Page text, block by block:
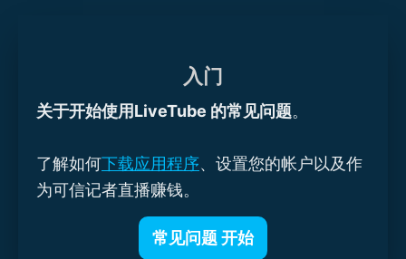
入门
关于开始使用LiveTube 的常见问题。
了解如何下载应用程序、设置您的帐户以及作
为可信记者直播赚钱。
常见问题 开始